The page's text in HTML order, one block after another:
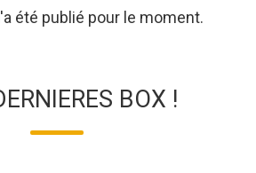
été publié pour le moment.
BOX !